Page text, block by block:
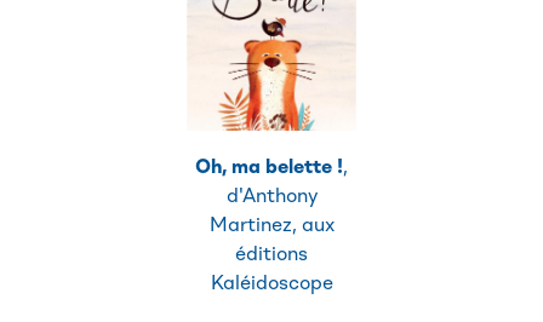
Oh, ma belette !,
d'Anthony
Martinez, aux
éditions
Kaléidoscope